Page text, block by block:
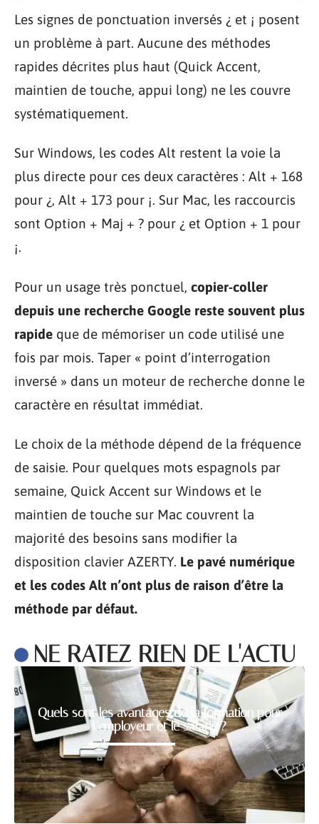
Les signes de ponctuation inversés ¿ et ¡ posent
un problème à part. Aucune des méthodes
rapides décrites plus haut (Quick Accent,
maintien de touche, appui long) ne les couvre
systématiquement.
Sur Windows, les codes Alt restent la voie la
plus directe pour ces deux caractères : Alt + 168
pour ¿, Alt + 173 pour ¡. Sur Mac, les raccourcis
sont Option + Maj + ? pour ¿ et Option + 1 pour
¡.
Pour un usage très ponctuel, copier-coller
depuis une recherche Google reste souvent plus
rapide que de mémoriser un code utilisé une
fois par mois. Taper « point d’interrogation
inversé » dans un moteur de recherche donne le
caractère en résultat immédiat.
Le choix de la méthode dépend de la fréquence
de saisie. Pour quelques mots espagnols par
semaine, Quick Accent sur Windows et le
maintien de touche sur Mac couvrent la
majorité des besoins sans modifier la
disposition clavier AZERTY. Le pavé numérique
et les codes Alt n’ont plus de raison d’être la
méthode par défaut.
NE RATEZ RIEN DE L'ACTU
Quels sont les avantages de la formation pour
l’employeur et le salarié ?